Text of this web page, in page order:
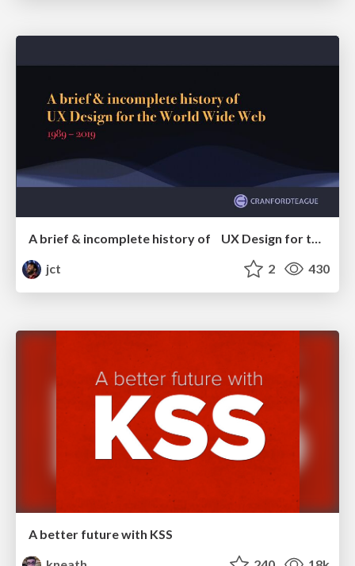
A brief & incomplete history of UX Design for the World Wide Web: 1989–2019
jct
2 430
A better future with KSS